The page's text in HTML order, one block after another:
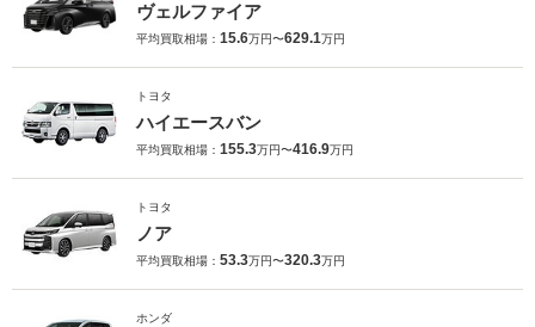
ヴェルファイア
平均買取相場： 15.6万円〜629.1万円
トヨタ
ハイエースバン
平均買取相場： 155.3万円〜416.9万円
トヨタ
ノア
平均買取相場： 53.3万円〜320.3万円
ホンダ